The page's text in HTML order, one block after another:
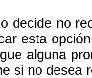
decide no
esta
alguna
si no desea